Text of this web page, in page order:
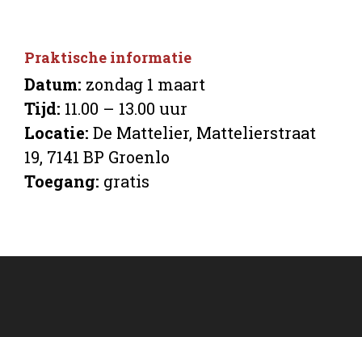
Praktische informatie
Datum: zondag 1 maart
Tijd: 11.00 – 13.00 uur
Locatie: De Mattelier, Mattelierstraat
19, 7141 BP Groenlo
Toegang: gratis